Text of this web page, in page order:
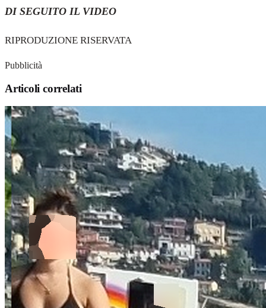
DI SEGUITO IL VIDEO
RIPRODUZIONE RISERVATA
Pubblicità
Articoli correlati